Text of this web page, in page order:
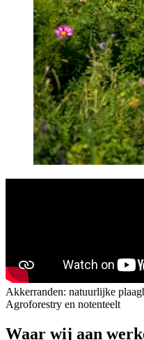
Akkerranden: natuurlijke
Agroforestry en notenteelt
Waar wij aan